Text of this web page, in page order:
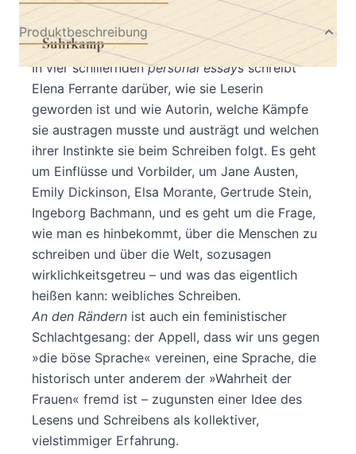
Produktbeschreibung
In vier schillerndenpersonal essaysschreibt
Elena Ferrante darüber, wie sie Leserin
geworden ist und wie Autorin, welche Kämpfe
sie austragen musste und austrägt und welchen
ihrer Instinkte sie beim Schreiben folgt. Es geht
um Einflüsse und Vorbilder, um Jane Austen,
Emily Dickinson, Elsa Morante, Gertrude Stein,
Ingeborg Bachmann, und es geht um die Frage,
wie man es hinbekommt, über die Menschen zu
schreiben und über die Welt, sozusagen
wirklichkeitsgetreu – und was das eigentlich
heißen kann: weibliches Schreiben.
An den Rändern ist auch ein feministischer
Schlachtgesang: der Appell, dass wir uns gegen
»die böse Sprache« vereinen, eine Sprache, die
historisch unter anderem der »Wahrheit der
Frauen« fremd ist – zugunsten einer Idee des
Lesens und Schreibens als kollektiver,
vielstimmiger Erfahrung.